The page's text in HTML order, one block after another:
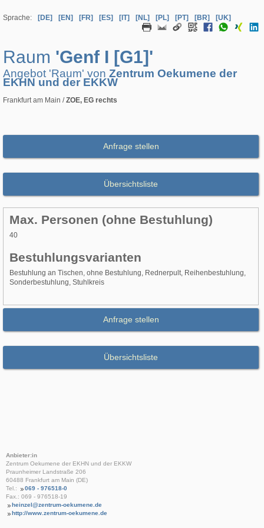
Sprache: [DE] [EN] [FR] [ES] [IT] [NL] [PL] [PT] [BR] [UK]
Raum 'Genf I [G1]'
Angebot 'Raum' von Zentrum Oekumene der
EKHN und der EKKW
Frankfurt am Main /ZOE, EG rechts
Anfrage stellen
Übersichtsliste
Max. Personen (ohne Bestuhlung)
40
Bestuhlungsvarianten
Bestuhlung an Tischen, ohne Bestuhlung, Rednerpult, Reihenbestuhlung,
Sonderbestuhlung, Stuhlkreis
Anfrage stellen
Übersichtsliste
Anbieter:in
Zentrum Oekumene der EKHN und der EKKW
Praunheimer Landstraße 206
60488 Frankfurt am Main (DE)
Tel.:
069 - 976518-0
Fax.: 069 - 976518-19
heinzel@zentrum-oekumene.de
http://www.zentrum-oekumene.de